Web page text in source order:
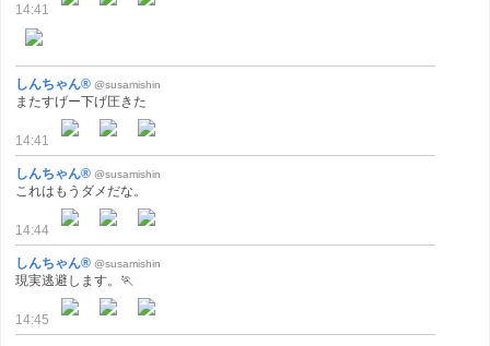
14:41
しんちゃん® @susamishin
またすげー下げ圧きた
14:41
しんちゃん® @susamishin
これはもうダメだな。
14:44
しんちゃん® @susamishin
現実逃避します。🏃
14:45